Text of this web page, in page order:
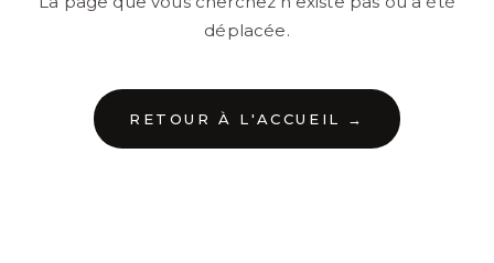
déplacée.
RETOUR À L'ACCUEIL →